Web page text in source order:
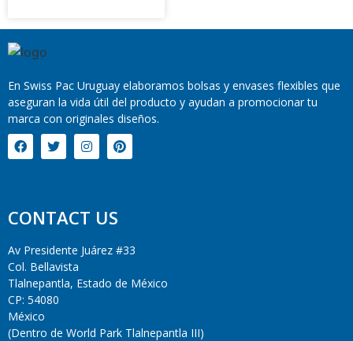
En Swiss Pac Uruguay elaboramos bolsas y envases flexibles que
aseguran la vida útil del producto y ayudan a promocionar tu
marca con originales diseños.
CONTACT US
Av Presidente Juárez #33
Col. Bellavista
Tlalnepantla, Estado de México
CP: 54080
México
(Dentro de World Park Tlalnepantla III)